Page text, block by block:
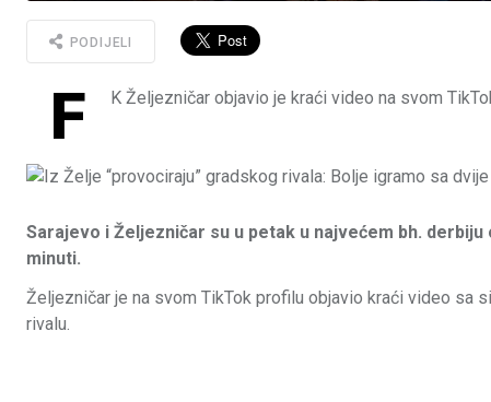
PODIJELI
F K Željezničar objavio je kraći video na svom
Sarajevo i Željezničar su u petak u najvećem bh.
minuti.
Željezničar je na svom TikTok profilu objavio kraći video sa
rivalu.